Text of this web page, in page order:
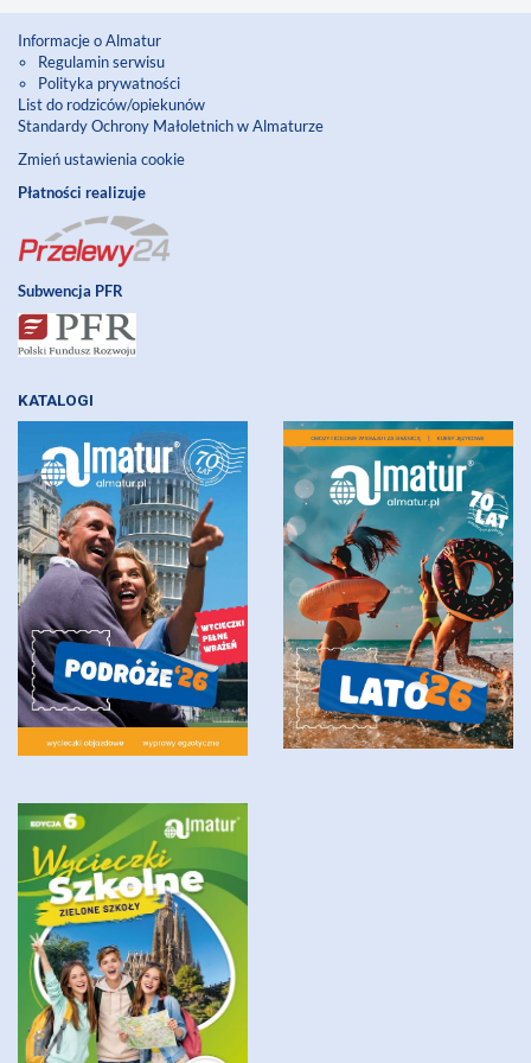
Informacje o Almatur
Regulamin serwisu
Polityka prywatności
List do rodziców/opiekunów
Standardy Ochrony Małoletnich w Almaturze
Zmień ustawienia cookie
Płatności realizuje
Subwencja PFR
KATALOGI